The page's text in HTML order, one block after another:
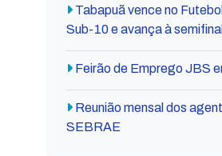
Tabapuã vence no
Sub-10 e avança à semifinal
Feirão de Emprego JBS
Reunião mensal dos
SEBRAE